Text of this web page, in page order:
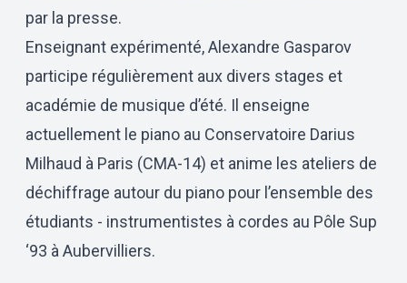
par la presse.
Enseignant expérimenté, Alexandre Gasparov
participe régulièrement aux divers stages et
académie de musique d’été. Il enseigne
actuellement le piano au Conservatoire Darius
Milhaud à Paris (CMA-14) et anime les ateliers de
déchiffrage autour du piano pour l’ensemble des
étudiants - instrumentistes à cordes au Pôle Sup
‘93 à Aubervilliers.